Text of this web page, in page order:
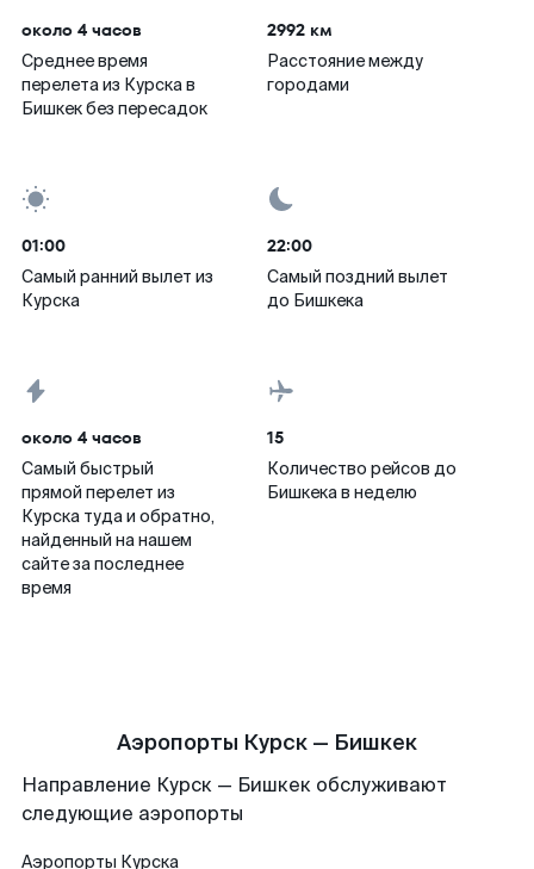
около 4 часов
Среднее время
перелета из Курска в
Бишкек без пересадок
2992 км
Расстояние между
городами
01:00
Самый ранний вылет из
Курска
22:00
Самый поздний вылет
до Бишкека
около 4 часов
Самый быстрый
прямой перелет из
Курска туда и обратно,
найденный на нашем
сайте за последнее
время
15
Количество рейсов до
Бишкека в неделю
Аэропорты Курск — Бишкек
Направление Курск — Бишкек обслуживают
следующие аэропорты
Аэропорты Курска